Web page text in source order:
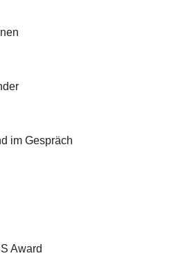
im Gespräch
Award